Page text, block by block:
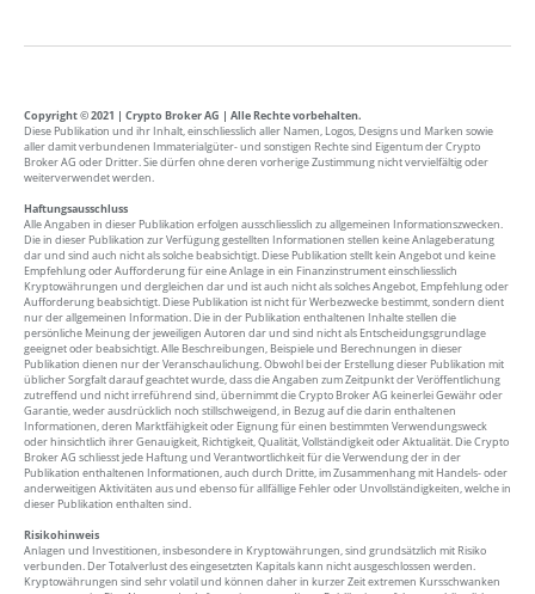
Copyright © 2021 | Crypto Broker AG | Alle Rechte vorbehalten.
Diese Publikation und ihr Inhalt, einschliesslich aller Namen, Logos, Designs und Marken sowie
aller damit verbundenen Immaterialgüter- und sonstigen Rechte sind Eigentum der Crypto
Broker AG oder Dritter. Sie dürfen ohne deren vorherige Zustimmung nicht vervielfältig oder
weiterverwendet werden.
Haftungsausschluss
Alle Angaben in dieser Publikation erfolgen ausschliesslich zu allgemeinen Informationszwecken.
Die in dieser Publikation zur Verfügung gestellten Informationen stellen keine Anlageberatung
dar und sind auch nicht als solche beabsichtigt. Diese Publikation stellt kein Angebot und keine
Empfehlung oder Aufforderung für eine Anlage in ein Finanzinstrument einschliesslich
Kryptowährungen und dergleichen dar und ist auch nicht als solches Angebot, Empfehlung oder
Aufforderung beabsichtigt. Diese Publikation ist nicht für Werbezwecke bestimmt, sondern dient
nur der allgemeinen Information. Die in der Publikation enthaltenen Inhalte stellen die
persönliche Meinung der jeweiligen Autoren dar und sind nicht als Entscheidungsgrundlage
geeignet oder beabsichtigt. Alle Beschreibungen, Beispiele und Berechnungen in dieser
Publikation dienen nur der Veranschaulichung. Obwohl bei der Erstellung dieser Publikation mit
üblicher Sorgfalt darauf geachtet wurde, dass die Angaben zum Zeitpunkt der Veröffentlichung
zutreffend und nicht irreführend sind, übernimmt die Crypto Broker AG keinerlei Gewähr oder
Garantie, weder ausdrücklich noch stillschweigend, in Bezug auf die darin enthaltenen
Informationen, deren Marktfähigkeit oder Eignung für einen bestimmten Verwendungsweck
oder hinsichtlich ihrer Genauigkeit, Richtigkeit, Qualität, Vollständigkeit oder Aktualität. Die Crypto
Broker AG schliesst jede Haftung und Verantwortlichkeit für die Verwendung der in der
Publikation enthaltenen Informationen, auch durch Dritte, im Zusammenhang mit Handels- oder
anderweitigen Aktivitäten aus und ebenso für allfällige Fehler oder Unvollständigkeiten, welche in
dieser Publikation enthalten sind.
Risikohinweis
Anlagen und Investitionen, insbesondere in Kryptowährungen, sind grundsätzlich mit Risiko
verbunden. Der Totalverlust des eingesetzten Kapitals kann nicht ausgeschlossen werden.
Kryptowährungen sind sehr volatil und können daher in kurzer Zeit extremen Kursschwanken